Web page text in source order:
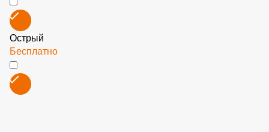
Соусы: Шаурма с курицей 3 бокс
Бесплатно